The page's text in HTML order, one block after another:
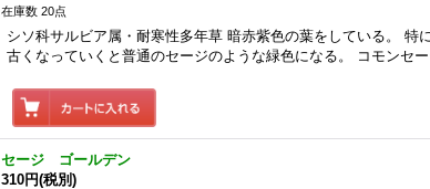
在庫数 20点
シソ科サルビア属・耐寒性多年草 暗赤紫色の葉をしている。 特
古くなっていくと普通のセージのような緑色になる。 コモンセー
セージ ゴールデン
310円(税別)